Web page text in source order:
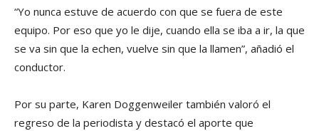
“Yo nunca estuve de acuerdo con que se fuera de este
equipo. Por eso que yo le dije, cuando ella se iba a ir, la que
se va sin que la echen, vuelve sin que la llamen”, añadió el
conductor.
Por su parte, Karen Doggenweiler también valoró el
regreso de la periodista y destacó el aporte que